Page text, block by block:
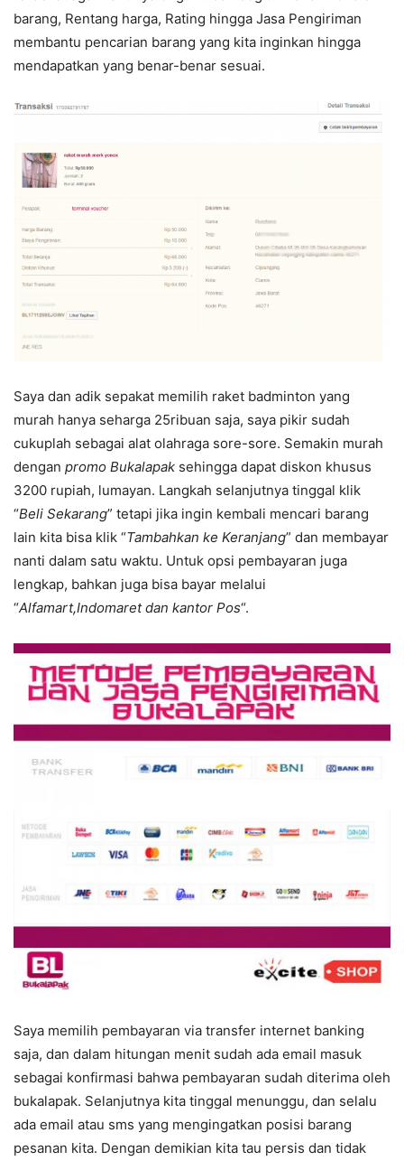
barang, Rentang harga, Rating hingga Jasa Pengiriman
membantu pencarian barang yang kita inginkan hingga
mendapatkan yang benar-benar sesuai.
Saya dan adik sepakat memilih raket badminton yang
murah hanya seharga 25ribuan saja, saya pikir sudah
cukuplah sebagai alat olahraga sore-sore. Semakin murah
dengan promo Bukalapak sehingga dapat diskon khusus
3200 rupiah, lumayan. Langkah selanjutnya tinggal klik
“Beli Sekarang” tetapi jika ingin kembali mencari barang
lain kita bisa klik “Tambahkan ke Keranjang” dan membayar
nanti dalam satu waktu. Untuk opsi pembayaran juga
lengkap, bahkan juga bisa bayar melalui
“Alfamart,Indomaret dan kantor Pos“.
Saya memilih pembayaran via transfer internet banking
saja, dan dalam hitungan menit sudah ada email masuk
sebagai konfirmasi bahwa pembayaran sudah diterima oleh
bukalapak. Selanjutnya kita tinggal menunggu, dan selalu
ada email atau sms yang mengingatkan posisi barang
pesanan kita. Dengan demikian kita tau persis dan tidak